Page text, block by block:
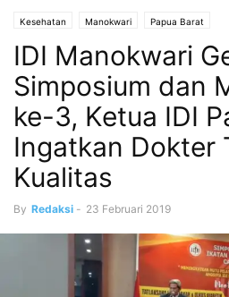
Kesehatan Manokwari Papua Barat
IDI Manokwari
Simposium dan
ke-3, Ketua IDI
Ingatkan Dokter
Kualitas
By Redaksi - 23 Februari 2019